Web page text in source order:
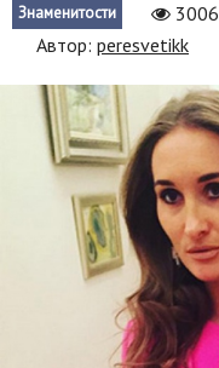
Hi-Tech. Интернет
Россия
Наука и техника
Политика
Образование
В мире
Культура
Знаменитости 3006
Автор: peresvetikk